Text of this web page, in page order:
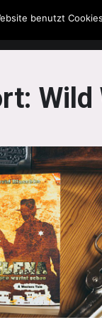
Men
Wild
benutzt